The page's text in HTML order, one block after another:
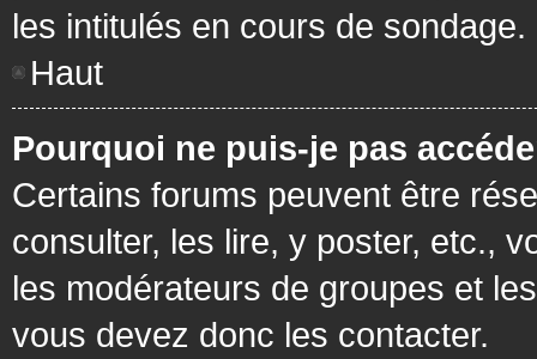
les intitulés en cours de sondage.
Haut
Pourquoi ne puis-je pas
Certains forums peuvent être
consulter, les lire, y poster, etc.,
les modérateurs de groupes et
vous devez donc les contacter.